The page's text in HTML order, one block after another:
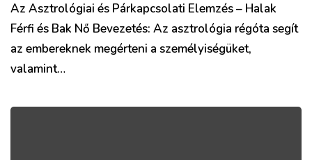
Az Asztrológiai és Párkapcsolati Elemzés – Halak
Férfi és Bak Nő Bevezetés: Az asztrológia régóta segít
az embereknek megérteni a személyiségüket,
valamint…